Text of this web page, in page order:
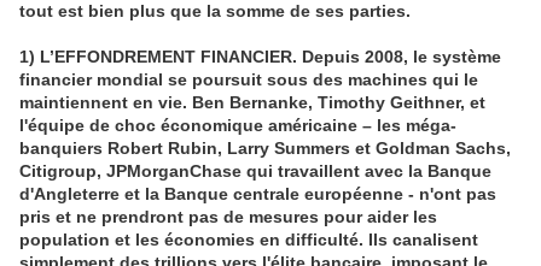
tout est bien plus que la somme de ses parties.
1) L’EFFONDREMENT FINANCIER. Depuis 2008, le système
financier mondial se poursuit sous des machines qui le
maintiennent en vie. Ben Bernanke, Timothy Geithner, et
l'équipe de choc économique américaine – les méga-
banquiers Robert Rubin, Larry Summers et Goldman Sachs,
Citigroup, JPMorganChase qui travaillent avec la Banque
d'Angleterre et la Banque centrale européenne - n'ont pas
pris et ne prendront pas de mesures pour aider les
population et les économies en difficulté. Ils canalisent